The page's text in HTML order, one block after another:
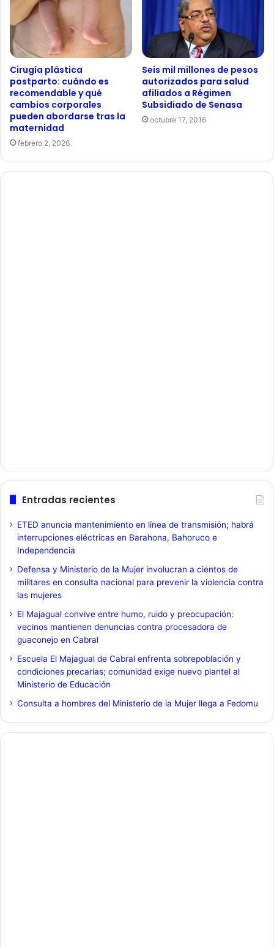
Cirugía plástica
postparto: cuándo es
recomendable y qué
cambios corporales
pueden abordarse tras la
maternidad
febrero 2, 2026
Seis mil millones de pesos
autorizados para salud
afiliados a Régimen
Subsidiado de Senasa
octubre 17, 2016
Entradas recientes
ETED anuncia mantenimiento en línea de transmisión; habrá
interrupciones eléctricas en Barahona, Bahoruco e
Independencia
Defensa y Ministerio de la Mujer involucran a cientos de
militares en consulta nacional para prevenir la violencia contra
las mujeres
El Majagual convive entre humo, ruido y preocupación:
vecinos mantienen denuncias contra procesadora de
guaconejo en Cabral
Escuela El Majagual de Cabral enfrenta sobrepoblación y
condiciones precarias; comunidad exige nuevo plantel al
Ministerio de Educación
Consulta a hombres del Ministerio de la Mujer llega a Fedomu